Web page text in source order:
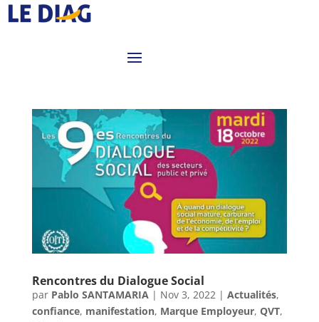
Rencontres du Dialogue Social
par Pablo SANTAMARIA| Nov 3, 2022| Actualités,
confiance, manifestation, Marque Employeur, QVT,